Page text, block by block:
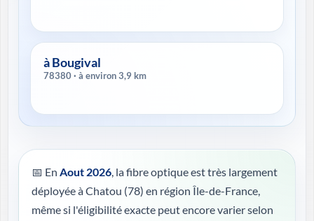
à Bougival
78380 · à environ 3,9 km
📅 En Aout 2026, la fibre optique est très largement
déployée à Chatou (78) en région Île-de-France,
même si l'éligibilité exacte peut encore varier selon